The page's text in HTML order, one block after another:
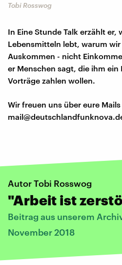
Tobi Rosswog
In Eine Stunde Talk erzählt er,
Lebensmitteln lebt, warum
Auskommen - nicht
er Menschen sagt, die ihm ein
Vorträge zahlen wollen.
Wir freuen uns über eure Mails
Autor Tobi Rosswog
"Arbeit ist
Beitrag aus unserem
November 2018